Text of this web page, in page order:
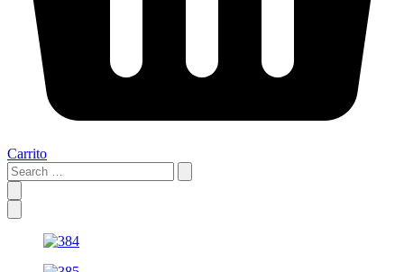
Carrito
Search
…